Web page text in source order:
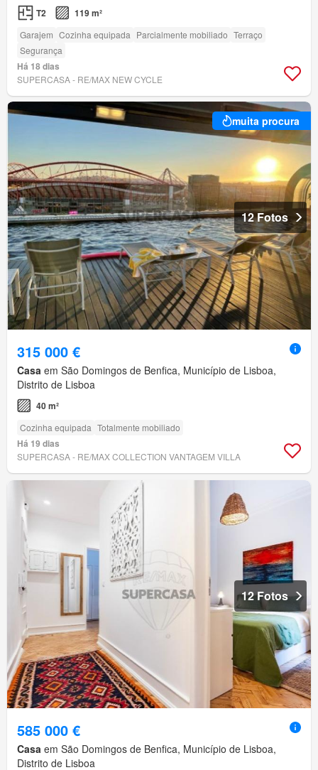
T2 119 m²
Garajem Cozinha equipada Parcialmente mobiliado Terraço
Segurança
Há 18 dias
SUPERCASA - RE/MAX NEW CYCLE
muita procura
12 Fotos
315 000 €
Casa em São Domingos de Benfica, Município de Lisboa,
Distrito de Lisboa
40 m²
Cozinha equipada Totalmente mobiliado
Há 19 dias
SUPERCASA - RE/MAX COLLECTION VANTAGEM VILLA
12 Fotos
585 000 €
Casa em São Domingos de Benfica, Município de Lisboa,
Distrito de Lisboa